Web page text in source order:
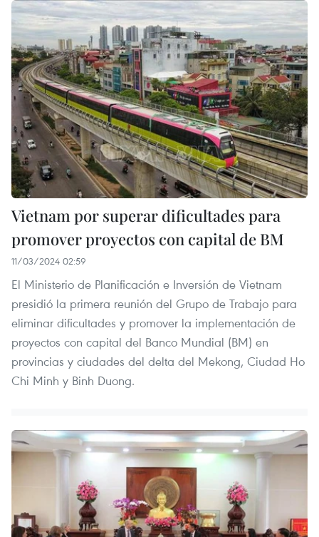
Vietnam por superar dificultades para
promover proyectos con capital de BM
11/03/2024 02:59
El Ministerio de Planificación e Inversión de Vietnam
presidió la primera reunión del Grupo de Trabajo para
eliminar dificultades y promover la implementación de
proyectos con capital del Banco Mundial (BM) en
provincias y ciudades del delta del Mekong, Ciudad Ho
Chi Minh y Binh Duong.